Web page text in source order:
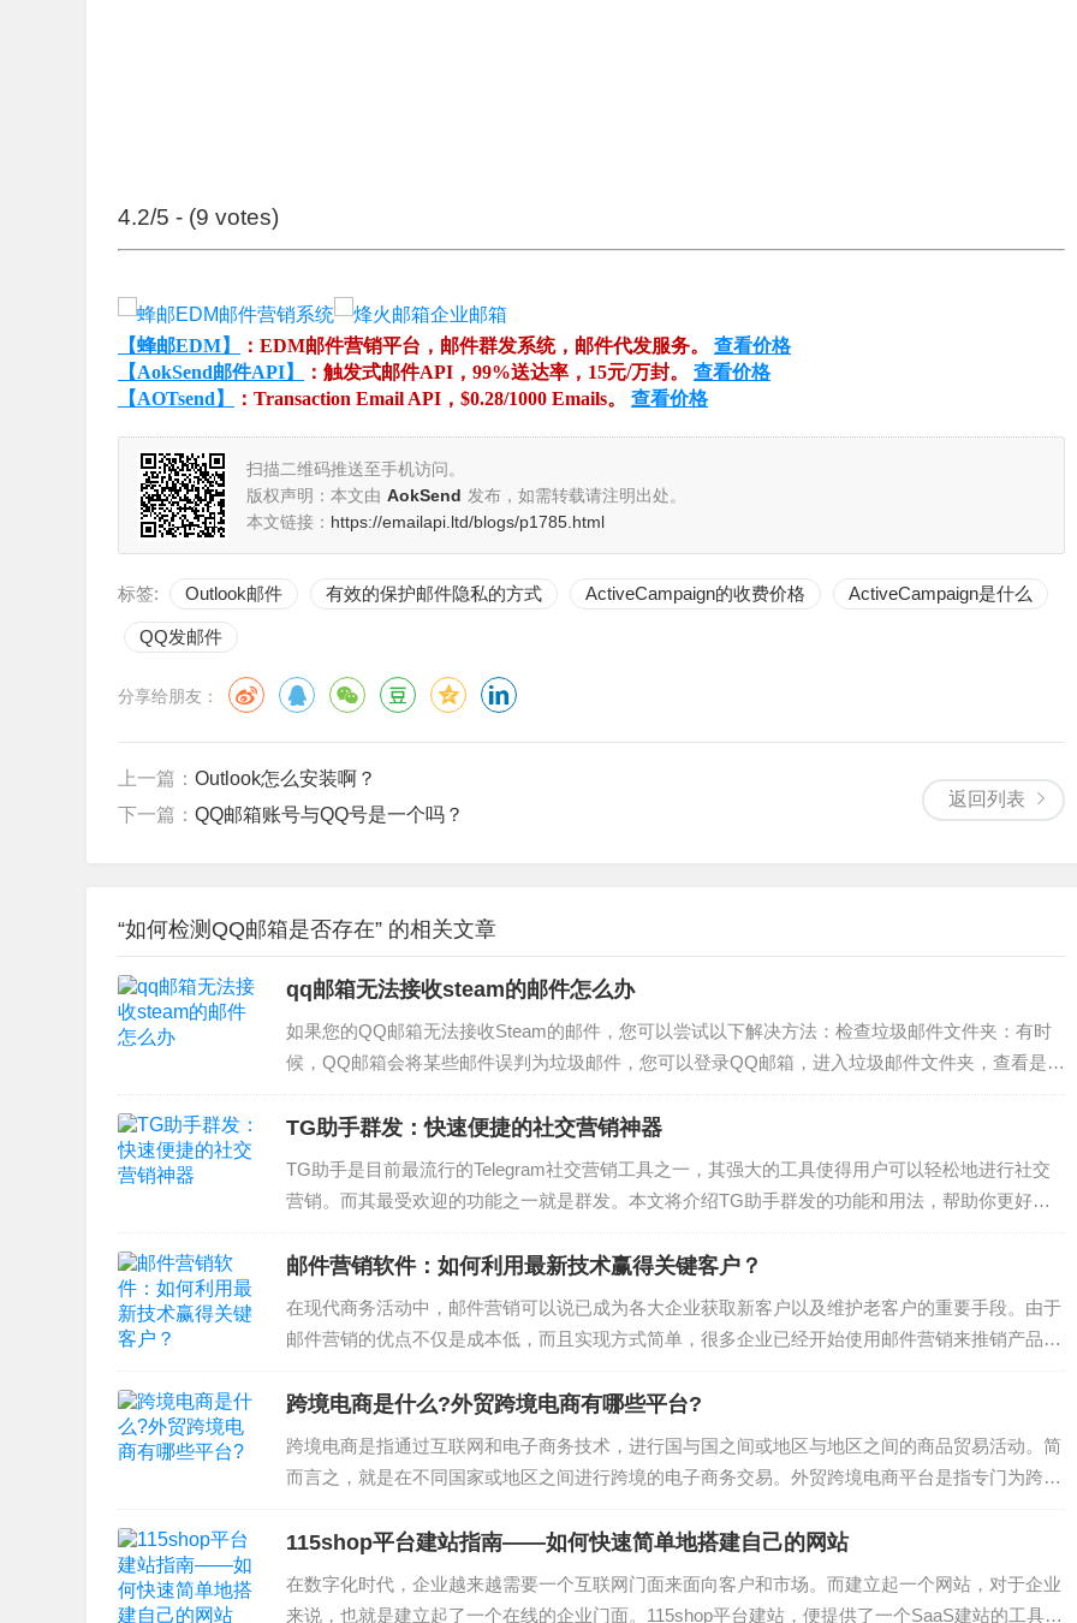
4.2/5 - (9 votes)
【蜂邮EDM】 ：EDM邮件营销平台，邮件群发系统，邮件代发服务。 查看价格
【AokSend邮件API】
：触发式邮件API，99%送达率，15元/万封。 查看价格
【AOTsend】
：Transaction Email API，$0.28/1000 Emails。 查看价格
扫描二维码推送至手机访问。
版权声明：本文由 AokSend 发布，如需转载请注明出处。
本文链接： https://emailapi.ltd/blogs/p1785.html
标签: Outlook邮件 有效的保护邮件隐私的方式 ActiveCampaign的收费价格 ActiveCampaign是什么
QQ发邮件
分享给朋友：
返回列表
上一篇： Outlook怎么安装啊？
下一篇： QQ邮箱账号与QQ号是一个吗？
“如何检测QQ邮箱是否存在” 的相关文章
qq邮箱无法接收steam的邮件怎么办
如果您的QQ邮箱无法接收Steam的邮件，您可以尝试以下解决方法：检查垃圾邮件文件夹：有时
候，QQ邮箱会将某些邮件误判为垃圾邮件，您可以登录QQ邮箱，进入垃圾邮件文件夹，查看是否
有Steam的邮件被归类为垃圾邮件。添加发件人到白名单：确保Steam的邮件地址被添加到您的Q
Q邮箱的白名单中。您可以登录...
TG助手群发：快速便捷的社交营销神器
TG助手是目前最流行的Telegram社交营销工具之一，其强大的工具使得用户可以轻松地进行社交
营销。而其最受欢迎的功能之一就是群发。本文将介绍TG助手群发的功能和用法，帮助你更好地
利用这种神器，让你的社交营销更加高效快捷。1. 简单操作：让您轻松进行大规模营销TG助手群
发的操作十分简单，只需输入要发...
邮件营销软件：如何利用最新技术赢得关键客户？
在现代商务活动中，邮件营销可以说已成为各大企业获取新客户以及维护老客户的重要手段。由于
邮件营销的优点不仅是成本低，而且实现方式简单，很多企业已经开始使用邮件营销来推销产品和
服务。为了实现更精准的邮件营销，许多企业正在考虑采用最新的邮件营销软件。本文将介绍邮件
营销软件的作用，以及如何利用这种技术来提高...
跨境电商是什么?外贸跨境电商有哪些平台?
跨境电商是指通过互联网和电子商务技术，进行国与国之间或地区与地区之间的商品贸易活动。简
而言之，就是在不同国家或地区之间进行跨境的电子商务交易。外贸跨境电商平台是指专门为跨境
电商交易提供服务的电商平台。一些常见的外贸跨境电商平台包括：亚马逊（Amazon）：亚马逊
是全球最大的在线零售商之一，在全球范围...
115shop平台建站指南——如何快速简单地搭建自己的网站
在数字化时代，企业越来越需要一个互联网门面来面向客户和市场。而建立起一个网站，对于企业
来说，也就是建立起了一个在线的企业门面。115shop平台建站，便提供了一个SaaS建站的工具，